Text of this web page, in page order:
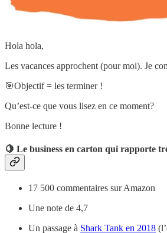
Hola hola,
Les vacances approchent (pour moi). Je
🎯Objectif = les terminer !
Qu’est-ce que vous lisez en ce moment?
Bonne lecture !
🍋 Le business en carton qui rapporte
17 500 commentaires sur Amazon
Une note de 4,7
Un passage à Shark Tank en 2018